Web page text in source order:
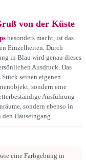
von der Küste
besonders macht, ist das
Einzelheiten. Durch
in Blau wird genau dieses
Ausdruck. Das
seinen eigenen
sondern eine
Ausführung
sondern ebenso in
Hauseingang.
eine Farbgebung in